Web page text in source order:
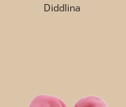
Diddlina